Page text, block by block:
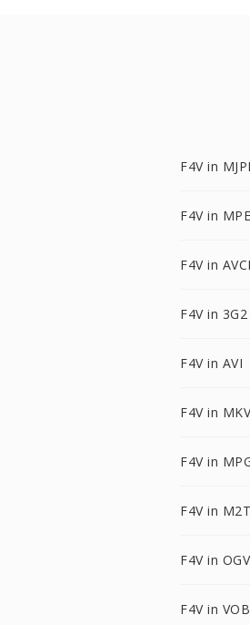
F4V in
F4V in
F4V in
F4V in 3G2
F4V in AVI
F4V in MKV
F4V in
F4V in
F4V in OGV
F4V in VOB